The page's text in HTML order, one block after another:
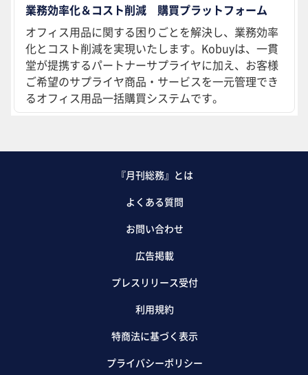
業務効率化＆コスト削減 購買プラットフォーム
オフィス用品に関する困りごとを解決し、業務効率
化とコスト削減を実現いたします。Kobuyは、一貫
堂が提携するパートナーサプライヤに加え、お客様
ご希望のサプライヤ商品・サービスを一元管理でき
るオフィス用品一括購買システムです。
『月刊総務』とは
よくある質問
お問い合わせ
広告掲載
プレスリリース受付
利用規約
特商法に基づく表示
プライバシーポリシー